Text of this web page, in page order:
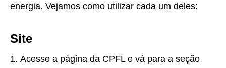
energia. Vejamos como utilizar cada um deles:
Site
Acesse a página da CPFL e vá para a seção